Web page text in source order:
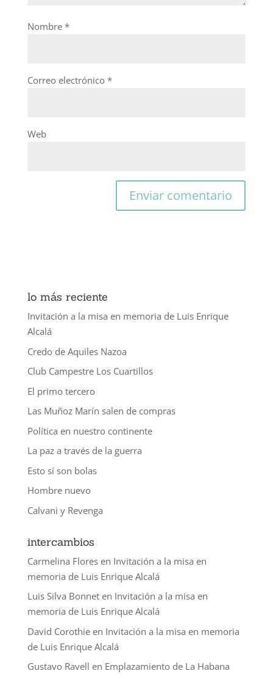
Nombre *
Correo electrónico *
Web
lo más reciente
Invitación a la misa en memoria de Luis Enrique
Alcalá
Credo de Aquiles Nazoa
Club Campestre Los Cuartillos
El primo tercero
Las Muñoz Marín salen de compras
Política en nuestro continente
La paz a través de la guerra
Esto sí son bolas
Hombre nuevo
Calvani y Revenga
intercambios
Carmelina Floresen Invitación a la misa en
memoria de Luis Enrique Alcalá
Luis Silva Bonneten Invitación a la misa en
memoria de Luis Enrique Alcalá
David Corothieen Invitación a la misa en memoria
de Luis Enrique Alcalá
Gustavo Ravell en Emplazamiento de La Habana